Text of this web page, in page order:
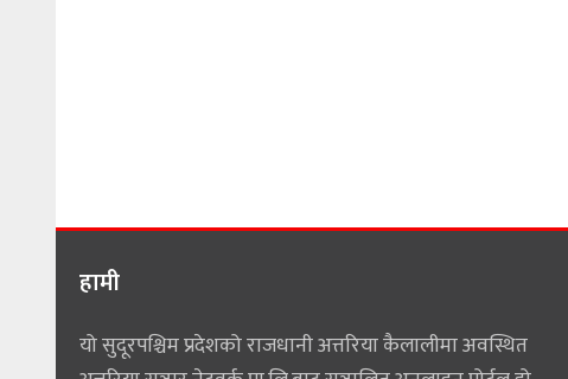
हामी
यो सुदूरपश्चिम प्रदेशको राजधानी अत्तरिया कैलालीमा अवस्थित